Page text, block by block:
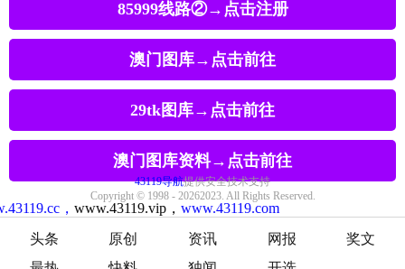
头条 原创 资讯 网报
奖文